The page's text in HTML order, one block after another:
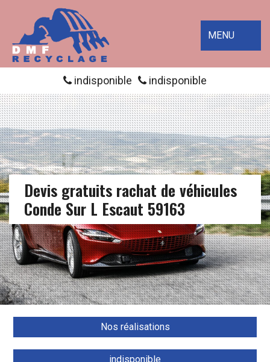
MENU
indisponible indisponible
Devis gratuits rachat de véhicules
Conde Sur L Escaut 59163
Nos réalisations
indisponible